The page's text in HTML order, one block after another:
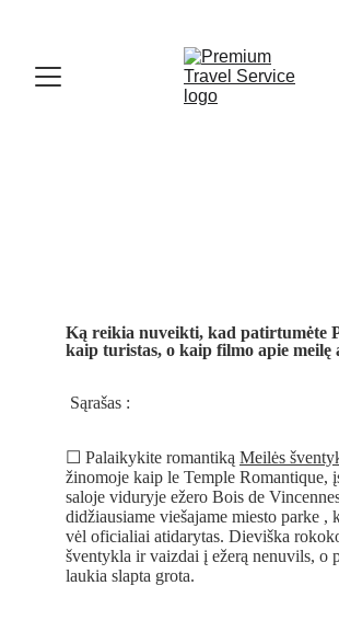
Ką reikia nuveikti, kad patirtumėte
kaip turistas, o kaip filmo apie meilę
Sąrašas :
☐ Palaikykite romantiką Meilės
žinomoje kaip le Temple Romantique,
saloje viduryje ežero Bois de
didžiausiame viešajame miesto parke ,
vėl oficialiai atidarytas. Dieviška
šventykla ir vaizdai į ežerą nenuvils, o
laukia slapta grota.